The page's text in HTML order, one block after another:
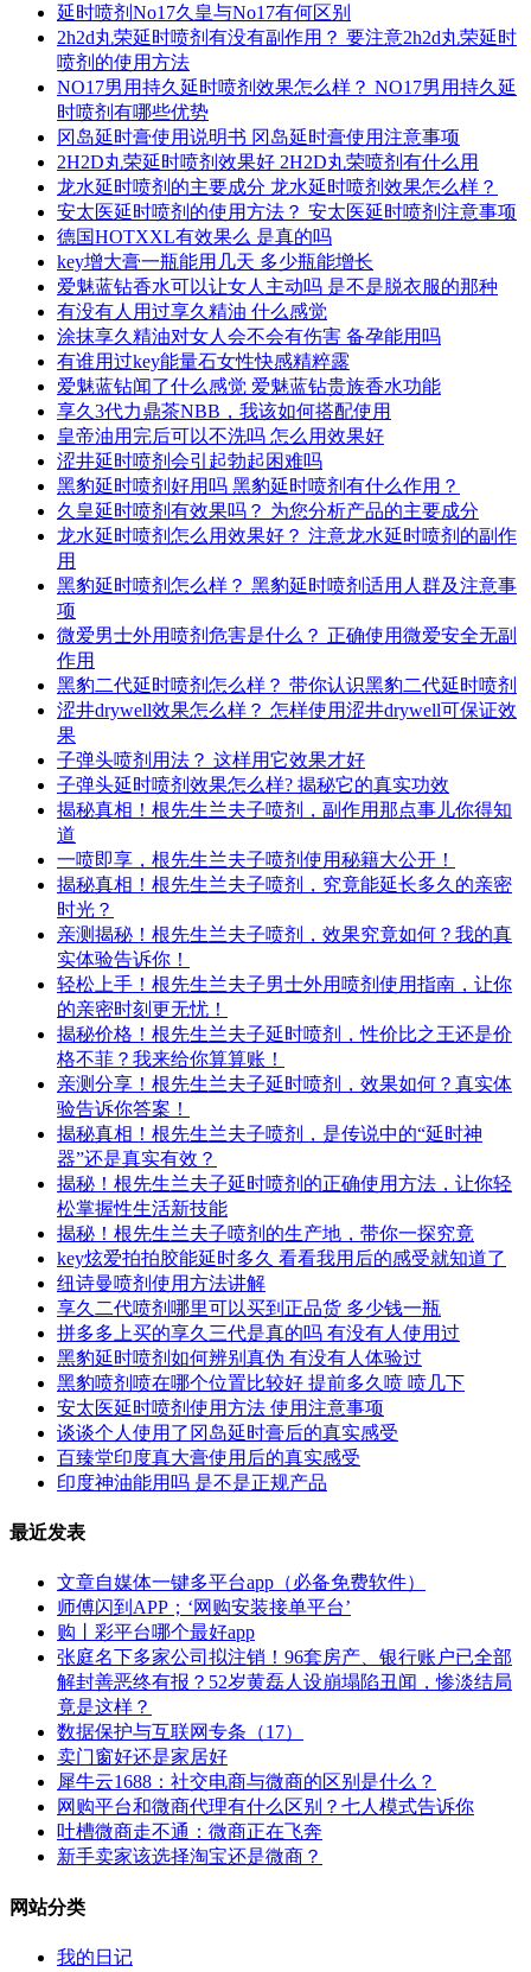
延时喷剂No17久皇与No17有何区别
2h2d丸荣延时喷剂有没有副作用？ 要注意2h2d丸荣延时
喷剂的使用方法
NO17男用持久延时喷剂效果怎么样？ NO17男用持久延
时喷剂有哪些优势
冈岛延时膏使用说明书 冈岛延时膏使用注意事项
2H2D丸荣延时喷剂效果好 2H2D丸荣喷剂有什么用
龙水延时喷剂的主要成分 龙水延时喷剂效果怎么样？
安太医延时喷剂的使用方法？ 安太医延时喷剂注意事项
德国HOTXXL有效果么 是真的吗
key增大膏一瓶能用几天 多少瓶能增长
爱魅蓝钻香水可以让女人主动吗 是不是脱衣服的那种
有没有人用过享久精油 什么感觉
涂抹享久精油对女人会不会有伤害 备孕能用吗
有谁用过key能量石女性快感精粹露
爱魅蓝钻闻了什么感觉 爱魅蓝钻贵族香水功能
享久3代力鼎茶NBB，我该如何搭配使用
皇帝油用完后可以不洗吗 怎么用效果好
涩井延时喷剂会引起勃起困难吗
黑豹延时喷剂好用吗 黑豹延时喷剂有什么作用？
久皇延时喷剂有效果吗？ 为您分析产品的主要成分
龙水延时喷剂怎么用效果好？ 注意龙水延时喷剂的副作
用
黑豹延时喷剂怎么样？ 黑豹延时喷剂适用人群及注意事
项
微爱男士外用喷剂危害是什么？ 正确使用微爱安全无副
作用
黑豹二代延时喷剂怎么样？ 带你认识黑豹二代延时喷剂
涩井drywell效果怎么样？ 怎样使用涩井drywell可保证效
果
子弹头喷剂用法？ 这样用它效果才好
子弹头延时喷剂效果怎么样? 揭秘它的真实功效
揭秘真相！根先生兰夫子喷剂，副作用那点事儿你得知
道
一喷即享，根先生兰夫子喷剂使用秘籍大公开！
揭秘真相！根先生兰夫子喷剂，究竟能延长多久的亲密
时光？
亲测揭秘！根先生兰夫子喷剂，效果究竟如何？我的真
实体验告诉你！
轻松上手！根先生兰夫子男士外用喷剂使用指南，让你
的亲密时刻更无忧！
揭秘价格！根先生兰夫子延时喷剂，性价比之王还是价
格不菲？我来给你算算账！
亲测分享！根先生兰夫子延时喷剂，效果如何？真实体
验告诉你答案！
揭秘真相！根先生兰夫子喷剂，是传说中的“延时神
器”还是真实有效？
揭秘！根先生兰夫子延时喷剂的正确使用方法，让你轻
松掌握性生活新技能
揭秘！根先生兰夫子喷剂的生产地，带你一探究竟
key炫爱拍拍胶能延时多久 看看我用后的感受就知道了
纽诗曼喷剂使用方法讲解
享久二代喷剂哪里可以买到正品货 多少钱一瓶
拼多多上买的享久三代是真的吗 有没有人使用过
黑豹延时喷剂如何辨别真伪 有没有人体验过
黑豹喷剂喷在哪个位置比较好 提前多久喷 喷几下
安太医延时喷剂使用方法 使用注意事项
谈谈个人使用了冈岛延时膏后的真实感受
百臻堂印度真大膏使用后的真实感受
印度神油能用吗 是不是正规产品
最近发表
文章自媒体一键多平台app（必备免费软件）
师傅闪到APP；‘网购安装接单平台’
购丨彩平台哪个最好app
张庭名下多家公司拟注销！96套房产、银行账户已全部
解封善恶终有报？52岁黄磊人设崩塌陷丑闻，惨淡结局
竟是这样？
数据保护与互联网专条（17）
卖门窗好还是家居好
犀牛云1688：社交电商与微商的区别是什么？
网购平台和微商代理有什么区别？七人模式告诉你
吐槽微商走不通：微商正在飞奔
新手卖家该选择淘宝还是微商？
网站分类
我的日记